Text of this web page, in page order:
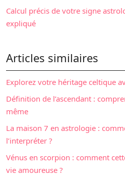
Calcul précis de votre signe
expliqué
Articles similaires
Explorez votre héritage celtique
Définition de l’ascendant :
même
La maison 7 en astrologie :
l’interpréter ?
Vénus en scorpion : comment
vie amoureuse ?